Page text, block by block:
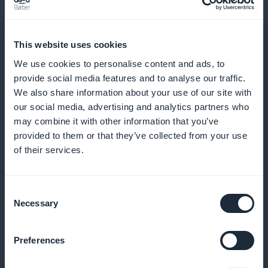
This website uses cookies
We use cookies to personalise content and ads, to
provide social media features and to analyse our traffic.
We also share information about your use of our site with
our social media, advertising and analytics partners who
may combine it with other information that you’ve
provided to them or that they’ve collected from your use
of their services.
Selection
Necessary
Preferences
Gedetailleerde analyses voor een
geoptimaliseerde contentstrategie
Gebruik nauwkeurige gegevens om je
contentstrategie te verfijnen en richt je specifiek op
de interesses van modeliefhebbers
aantrekkelijke promoties direct vanaf de startpagina